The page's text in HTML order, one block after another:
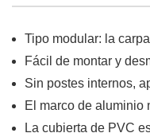
Tipo modular: la
Fácil de montar y
Sin postes internos,
El marco de aluminio
La cubierta de PVC